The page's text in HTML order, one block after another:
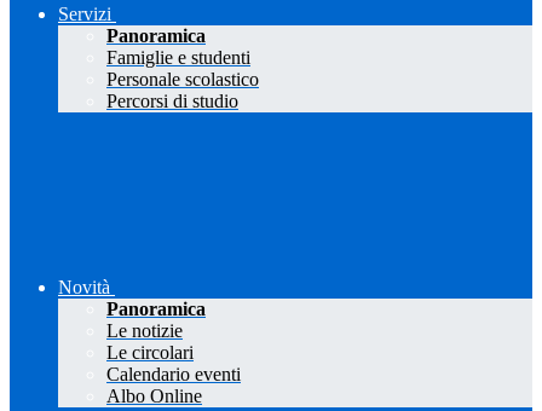
Servizi
Panoramica
Famiglie e studenti
Personale scolastico
Percorsi di studio
Novità
Panoramica
Le notizie
Le circolari
Calendario eventi
Albo Online